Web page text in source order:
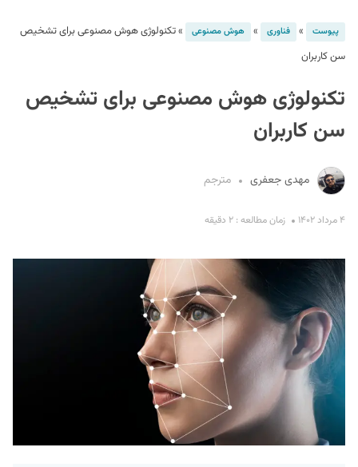
پیوست » فناوری » هوش مصنوعی »تکنولوژی هوش مصنوعی برای تشخیص
سن کاربران
تکنولوژی هوش مصنوعی برای تشخیص
سن کاربران
مهدی جعفری مترجم
۴ مرداد ۱۴۰۲ زمان مطالعه : ۲ دقیقه